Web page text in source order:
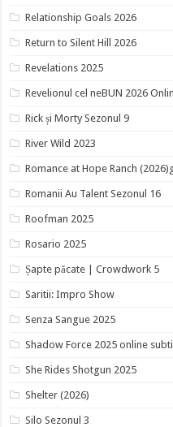
Relationship Goals 2026
Return to Silent Hill 2026
Revelations 2025
Revelionul cel neBUN 2026
Rick și Morty Sezonul 9
River Wild 2023
Romance at Hope Ranch
Romanii Au Talent Sezonul 16
Roofman 2025
Rosario 2025
Șapte păcate | Crowdwork 5
Saritii: Impro Show
Senza Sangue 2025
Shadow Force 2025 online
She Rides Shotgun 2025
Shelter (2026)
Silo Sezonul 3